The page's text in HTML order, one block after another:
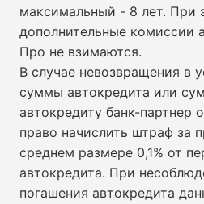
максимальный - 8 лет. При
дополнительные комиссии
Про не взимаются.
В случае невозвращения в
суммы автокредита или
автокредиту банк-партнер
право начислить штраф за
среднем размере 0,1% от
автокредита. При
погашения автокредита